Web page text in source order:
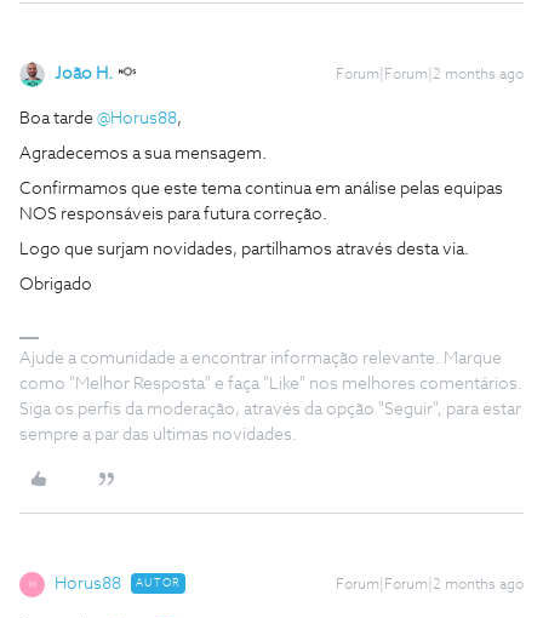
João H. Forum|Forum|2 months ago
Boa tarde ​ @Horus88,
Agradecemos a sua mensagem.
Confirmamos que este tema continua em análise pelas equipas
NOS responsáveis para futura correção.
Logo que surjam novidades, partilhamos através desta via.
Obrigado
Ajude a comunidade a encontrar informação relevante. Marque
como "Melhor Resposta" e faça "Like" nos melhores comentários.
Siga os perfis da moderação, através da opção "Seguir", para estar
sempre a par das ultimas novidades.
H Horus88 AUTOR Forum|Forum|2 months ago